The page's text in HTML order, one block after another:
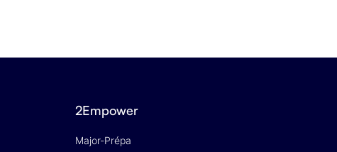
2Empower
Major-Prépa